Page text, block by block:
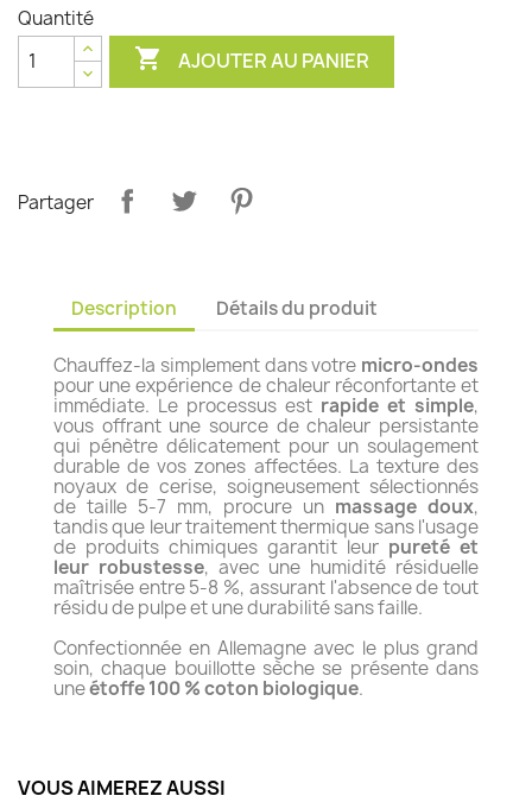
Quantité
 AJOUTER AU PANIER
Partager
Description Détails du produit
Chauffez-la simplement dans votre micro-ondes
pour une expérience de chaleur réconfortante et
immédiate. Le processus est rapide et simple,
vous offrant une source de chaleur persistante
qui pénètre délicatement pour un soulagement
durable de vos zones affectées. La texture des
noyaux de cerise, soigneusement sélectionnés
de taille 5-7 mm, procure un massage doux,
tandis que leur traitement thermique sans l'usage
de produits chimiques garantit leur pureté et
leur robustesse, avec une humidité résiduelle
maîtrisée entre 5-8 %, assurant l'absence de tout
résidu de pulpe et une durabilité sans faille.
Confectionnée en Allemagne avec le plus grand
soin, chaque bouillotte sèche se présente dans
uneétoffe 100 % coton biologique.
VOUS AIMEREZ AUSSI